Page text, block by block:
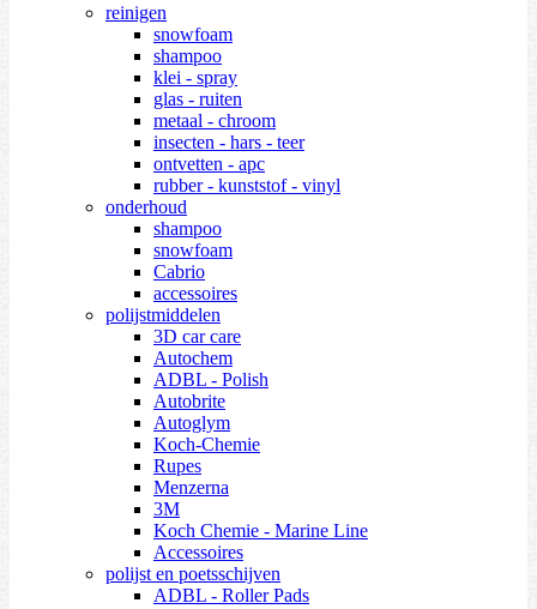
reinigen
snowfoam
shampoo
klei - spray
glas - ruiten
metaal - chroom
insecten - hars - teer
ontvetten - apc
rubber - kunststof - vinyl
onderhoud
shampoo
snowfoam
Cabrio
accessoires
polijstmiddelen
3D car care
Autochem
ADBL - Polish
Autobrite
Autoglym
Koch-Chemie
Rupes
Menzerna
3M
Koch Chemie - Marine Line
Accessoires
polijst en poetsschijven
ADBL - Roller Pads